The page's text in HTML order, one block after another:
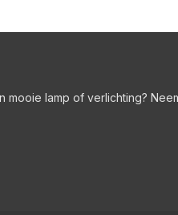
lamp of verlichting?